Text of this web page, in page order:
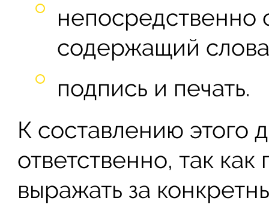
непосредственно
содержащий
подпись и печать.
К составлению этого
ответственно, так
выражать за